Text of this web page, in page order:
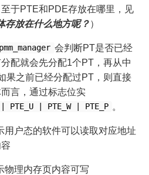
于PTE和PDE存放在哪里，见
存放在什么地方呢？）
pmm_manager 会判断PT是否已经
配就会先分配1个PT，再从中
果之前已经分配过PT，则直接
言，通过标志位实
| PTE_W | PTE_P 。
用户态的软件可以读取对应地址
物理内存页内容可写